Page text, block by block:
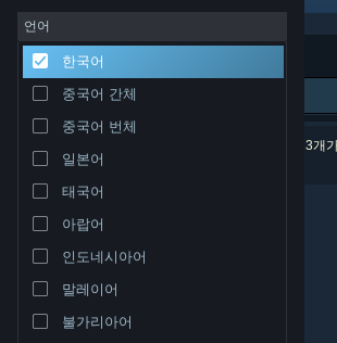
정보
지원
언어 변경
Steam 모바일 앱 다운로드
PC 웹사이트 보기
언어
한국어
중국어 간체
중국어 번체
일본어
태국어
아랍어
인도네시아어
말레이어
불가리아어
정렬 기준 연관성
검색 결과가 0개 있습니다. 환경 설정에 따라 게임 3개
습니다.